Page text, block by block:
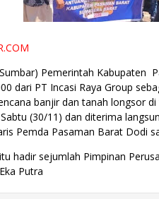
Pemerintah Kabupaten
dari PT Incasi Raya Group
banjir dan tanah longsor
(30/11) dan diterima
Pemda Pasaman Barat Dodi
hadir sejumlah Pimpinan
Putra